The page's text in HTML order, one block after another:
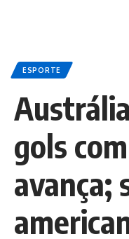
ESPORTE
gols
avança;